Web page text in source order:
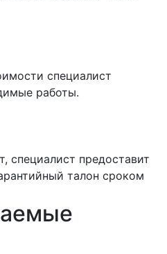
специалист
работы.
специалист предоставит
талон сроком